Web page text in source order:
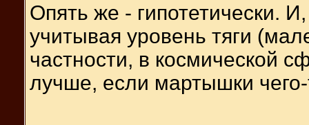
Опять же - гипотетически.
учитывая уровень тяги
частности, в космической
лучше, если мартышки